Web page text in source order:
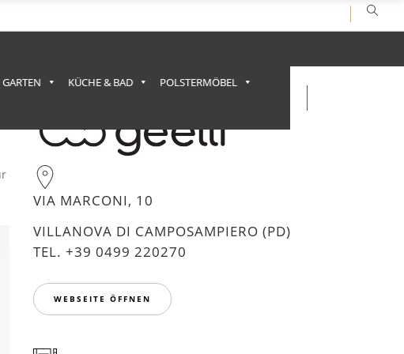
GARTEN KÜCHE & BAD POLSTERMÖBEL
VIA MARCONI, 10
VILLANOVA DI CAMPOSAMPIERO (PD)
TEL. +39 0499 220270
WEBSEITE ÖFFNEN